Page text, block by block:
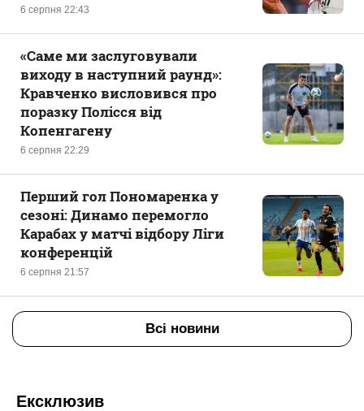
6 серпня 22:43
6 серпня 22:29
«Саме ми заслуговували
виходу в наступний раунд»:
Кравченко висловився про
поразку Полісся від
Копенгагену
6 серпня 21:57
Перший гол Пономаренка у
сезоні: Динамо перемогло
Карабах у матчі відбору Ліги
конференцій
Всі новини
Ексклюзив